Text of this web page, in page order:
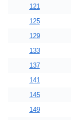
121
125
129
133
137
141
145
149